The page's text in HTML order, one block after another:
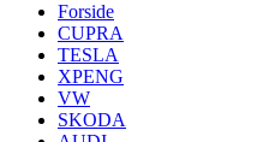
Forside
CUPRA
TESLA
XPENG
VW
SKODA